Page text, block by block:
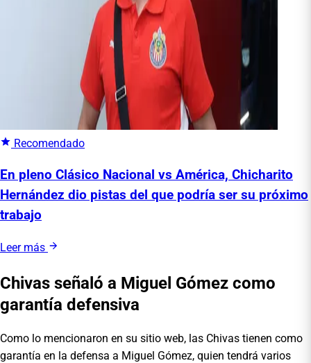
Recomendado
En pleno Clásico Nacional vs América, Chicharito
Hernández dio pistas del que podría ser su próximo
trabajo
Leer más
Chivas señaló a Miguel Gómez como
garantía defensiva
Como lo mencionaron en su sitio web, las Chivas tienen como
garantía en la defensa a Miguel Gómez, quien tendrá varios